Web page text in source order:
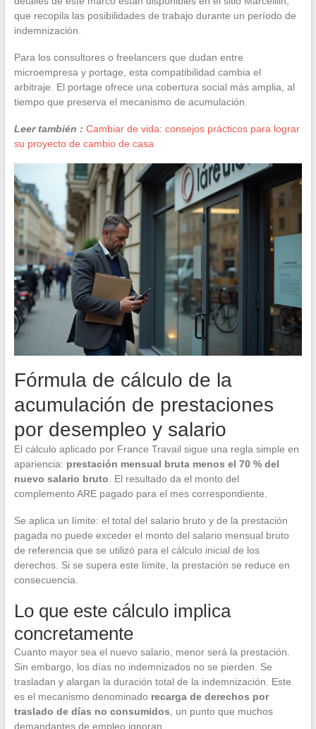
que recopila las posibilidades de trabajo durante un período de
indemnización.
Para los consultores o freelancers que dudan entre
microempresa y portage, esta compatibilidad cambia el
arbitraje. El portage ofrece una cobertura social más amplia, al
tiempo que preserva el mecanismo de acumulación.
Leer también : Cambiar de vida: consejos prácticos para lograr
su proyecto de cambio de casa
Fórmula de cálculo de la
acumulación de prestaciones
por desempleo y salario
El cálculo aplicado por France Travail sigue una regla simple en
apariencia: prestación mensual bruta menos el 70 % del
nuevo salario bruto . El resultado da el monto del
complemento ARE pagado para el mes correspondiente.
Se aplica un límite: el total del salario bruto y de la prestación
pagada no puede exceder el monto del salario mensual bruto
de referencia que se utilizó para el cálculo inicial de los
derechos. Si se supera este límite, la prestación se reduce en
consecuencia.
Lo que este cálculo implica
concretamente
Cuanto mayor sea el nuevo salario, menor será la prestación.
Sin embargo, los días no indemnizados no se pierden. Se
trasladan y alargan la duración total de la indemnización. Este
es el mecanismo denominado recarga de derechos por
traslado de días no consumidos , un punto que muchos
demandantes de empleo ignoran.